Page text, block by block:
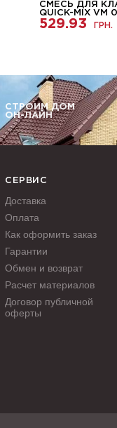
СМЕСЬ ДЛЯ
QUICK-MIX VM
529.93 ГРН.
СТРОИМ ДОМ
ОН-ЛАЙН
СЕРВИС
Доставка
Оплата
Как оформить заказ
Гарантии
Обмен и возврат
Расчет материалов
Договор публичной
оферты